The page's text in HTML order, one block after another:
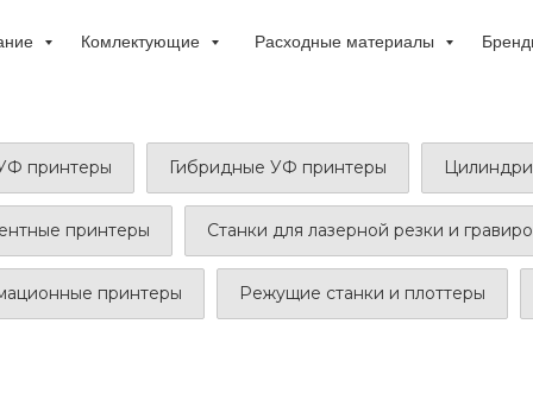
Комлектующие Расходные материалы
принтеры Гибридные УФ принтеры
принтеры Станки для лазерной резки и
принтеры Режущие станки и плоттеры